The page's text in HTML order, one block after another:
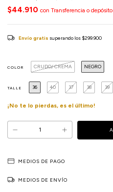
$44.910 con Transferencia o depósito
Envío gratis superando los $299.900
COLOR CRUDO/ CREMA NEGRO
TALLE 36 40 37 38 39
¡No te lo pierdas, es el último!
MEDIOS DE PAGO
MEDIOS DE ENVÍO